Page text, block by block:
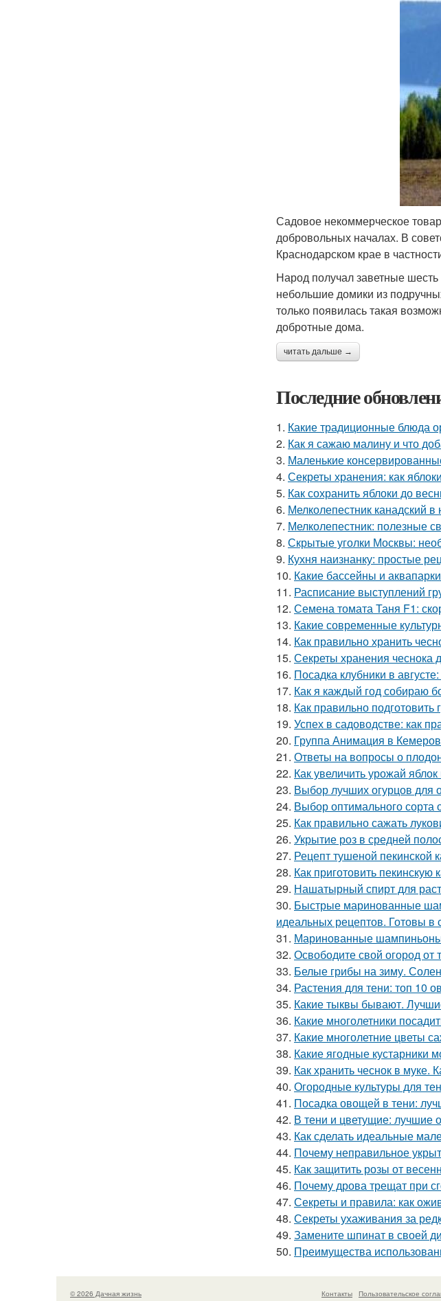
Садовое некоммерческое
добровольных началах. В
Краснодарском крае в
Народ получал заветные
небольшие домики из
только появилась такая
добротные дома.
читать дальше →
Последние
1. Какие традиционные блюда
2. Как я сажаю малину и что
3. Маленькие
4. Секреты хранения: как
5. Как сохранить яблоки до
6. Мелколепестник канадский
7. Мелколепестник: полезные
8. Скрытые уголки Москвы:
9. Кухня наизнанку: простые
10. Какие бассейны и
11. Расписание выступлений
12. Семена томата Таня F1:
13. Какие современные
14. Как правильно хранить
15. Секреты хранения
16. Посадка клубники в
17. Как я каждый год собираю
18. Как правильно подготовить
19. Успех в садоводстве: как
20. Группа Анимация в
21. Ответы на вопросы о
22. Как увеличить урожай
23. Выбор лучших огурцов для
24. Выбор оптимального сорта
25. Как правильно сажать
26. Укрытие роз в средней
27. Рецепт тушеной пекинской
28. Как приготовить пекинскую
29. Нашатырный спирт для
30. Быстрые маринованные
идеальных рецептов. Готовы в
31. Маринованные
32. Освободите свой огород
33. Белые грибы на зиму.
34. Растения для тени: топ 10
35. Какие тыквы бывают.
36. Какие многолетники
37. Какие многолетние цветы
38. Какие ягодные кустарники
39. Как хранить чеснок в муке.
40. Огородные культуры для
41. Посадка овощей в тени:
42. В тени и цветущие: лучшие
43. Как сделать идеальные
44. Почему неправильное
45. Как защитить розы от
46. Почему дрова трещат при
47. Секреты и правила: как
48. Секреты ухаживания за
49. Замените шпинат в своей
50. Преимущества
© 2026 Дачная жизнь Контакты Пользовательское